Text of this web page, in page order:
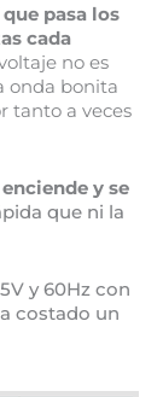
pasa los
cada
no es
onda bonita
tanto a veces
y se
que ni la
y 60Hz con
costado un